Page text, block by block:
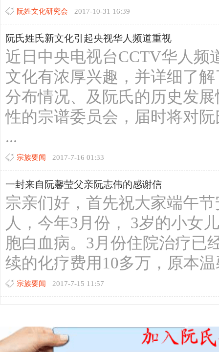
阮姓文化研究会 2017-10-31 16:39
阮氏姓氏新文化引起央视华人频道重视
近日中央电视台CCTV华人频
文化有浓厚兴趣，并详细了
分布情况、及阮氏的历史发
性的宗谱委员会，届时将对
...
宗族要闻 2017-7-16 01:33
一封来自阮馨莹父亲阮志伟的感谢信
宗亲们好，首先祝大家端午
人，今年3月份， 3岁的小女
胞白血病。3月份住院治疗已
续的化疗费用10多万，原本
宗族要闻 2017-7-15 11:57